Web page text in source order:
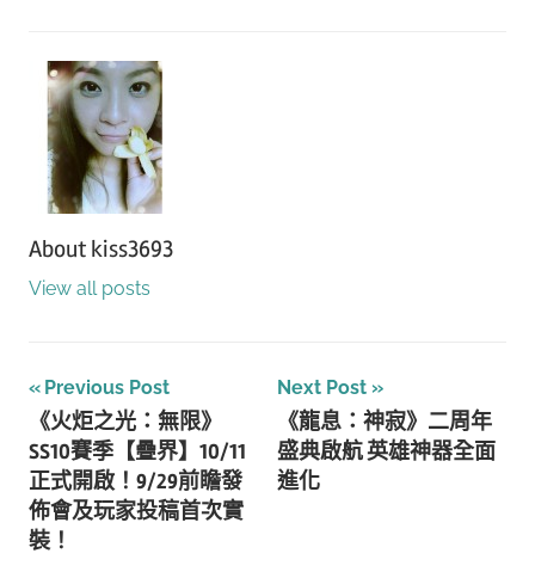
About kiss3693
View all posts
文
章
導
覽
Previous Post
《火炬之光：無限》
SS10賽季【疊界】10/11
正式開啟！9/29前瞻發
佈會及玩家投稿首次實
裝！
Next Post
《龍息：神寂》二周年
盛典啟航 英雄神器全面
進化